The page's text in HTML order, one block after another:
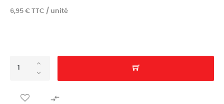
6,95 € TTC / unité
